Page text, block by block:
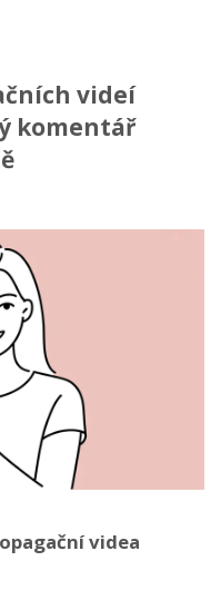
videí
komentář
videa